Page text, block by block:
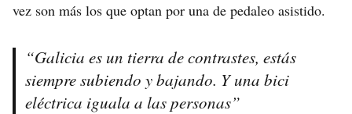
vez son más los que optan por una de pedaleo asistido.
“Galicia es un tierra de contrastes, estás
siempre subiendo y bajando. Y una bici
eléctrica iguala a las personas”